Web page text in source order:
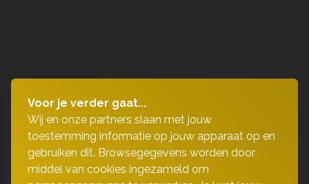
Voor je verder gaat...
Wij en onze partners slaan met jouw
toestemming informatie op jouw apparaat op en
gebruiken dit. Browsegegevens worden door
middel van cookies ingezameld om